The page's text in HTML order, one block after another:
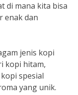
di mana kita bisa
enak dan
jenis kopi
kopi hitam,
spesial
yang unik.